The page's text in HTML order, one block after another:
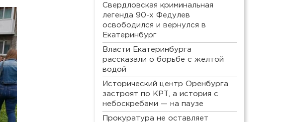
Свердловская криминальная
легенда 90-х Федулев
освободился и вернулся в
Екатеринбург
Власти Екатеринбурга
рассказали о борьбе с желтой
водой
Исторический центр Оренбурга
застроят по КРТ, а история с
небоскребами — на паузе
Прокуратура не оставляет